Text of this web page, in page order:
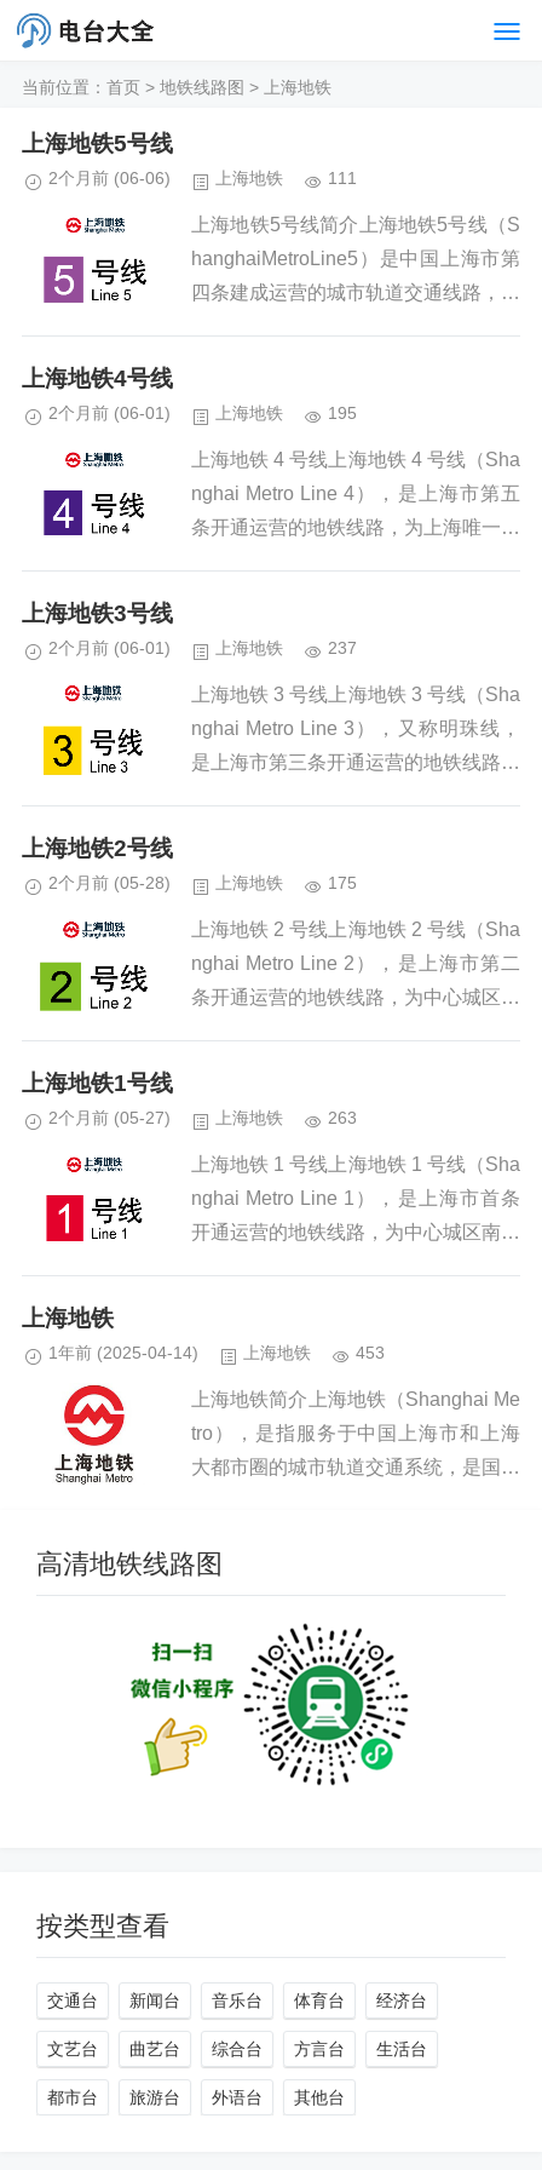
当前位置： 首页 > 地铁线路图 > 上海地铁
上海地铁5号线
2个月前 (06-06) 上海地铁 111
上海地铁5号线简介上海地铁5号线（S
hanghaiMetroLine5）是中国上海市第
四条建成运营的城市轨道交通线路，于
上海地铁4号线
2个月前 (06-01) 上海地铁 195
上海地铁 4 号线上海地铁 4 号线（Sha
nghai Metro Line 4），是上海市第五
条开通运营的地铁线路，为上海唯一环
上海地铁3号线
2个月前 (06-01) 上海地铁 237
上海地铁 3 号线上海地铁 3 号线（Sha
nghai Metro Line 3），又称明珠线，
是上海市第三条开通运营的地铁线路，
上海地铁2号线
2个月前 (05-28) 上海地铁 175
上海地铁 2 号线上海地铁 2 号线（Sha
nghai Metro Line 2），是上海市第二
条开通运营的地铁线路，为中心城区东
上海地铁1号线
2个月前 (05-27) 上海地铁 263
上海地铁 1 号线上海地铁 1 号线（Sha
nghai Metro Line 1），是上海市首条
开通运营的地铁线路，为中心城区南北
上海地铁
1年前 (2025-04-14) 上海地铁 453
上海地铁简介上海地铁（Shanghai Me
tro），是指服务于中国上海市和上海
大都市圈的城市轨道交通系统，是国际
8日正式...
高清地铁线路图
按类型查看
交通台 新闻台 音乐台 体育台 经济台
文艺台 曲艺台 综合台 方言台 生活台
都市台 旅游台 外语台 其他台